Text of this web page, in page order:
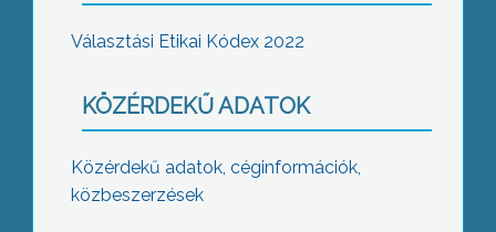
Választási Etikai Kódex 2022
KÖZÉRDEKŰ ADATOK
Közérdekű adatok, céginformációk,
közbeszerzések